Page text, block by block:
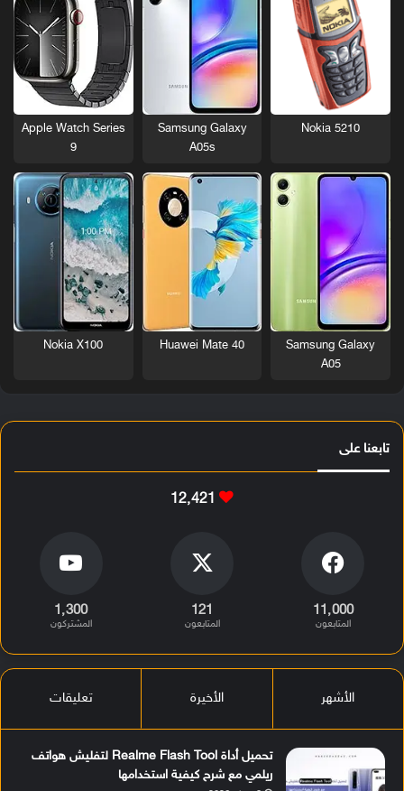
Nokia 5210
Samsung Galaxy
A05s
Apple Watch Series
9
Samsung Galaxy
A05
Huawei Mate 40
Nokia X100
تابعنا على
12٬421
11٬000
المتابعون
121
المتابعون
1٬300
المشتركون
الأشهر الأخيرة تعليقات
تحميل أداة Realme Flash Tool لتفليش هواتف
ريلمي مع شرح كيفية استخدامها